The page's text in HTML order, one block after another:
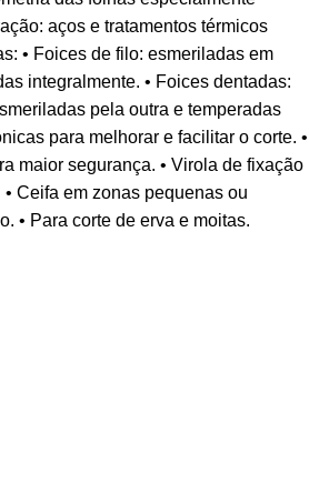
aços e tratamentos térmicos
• Foices de filo: esmeriladas em
integralmente. • Foices dentadas:
pela outra e temperadas
para melhorar e facilitar o corte. •
maior segurança. • Virola de fixação
Ceifa em zonas pequenas ou
• Para corte de erva e moitas.